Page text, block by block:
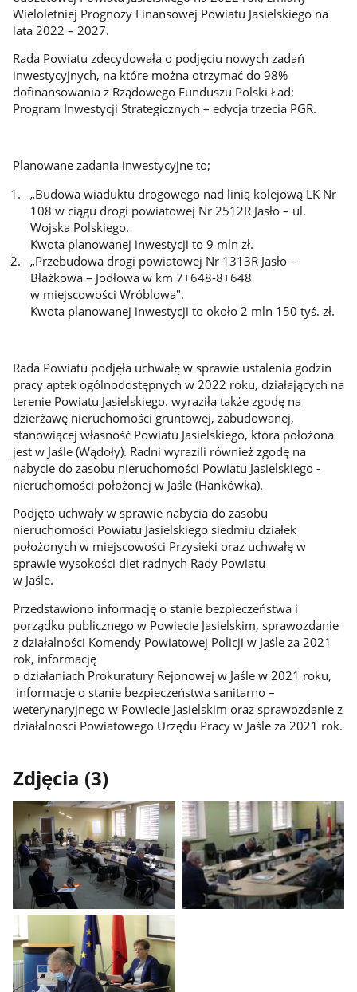
Wieloletniej Prognozy Finansowej Powiatu Jasielskiego na
lata 2022 – 2027.
Rada Powiatu zdecydowała o podjęciu nowych zadań
inwestycyjnych, na które można otrzymać do 98%
dofinansowania z Rządowego Funduszu Polski Ład:
Program Inwestycji Strategicznych – edycja trzecia PGR.
Planowane zadania inwestycyjne to;
„Budowa wiaduktu drogowego nad linią kolejową LK Nr
108 w ciągu drogi powiatowej Nr 2512R Jasło – ul.
Wojska Polskiego.
Kwota planowanej inwestycji to 9 mln zł.
„Przebudowa drogi powiatowej Nr 1313R Jasło –
Błażkowa – Jodłowa w km 7+648-8+648
w miejscowości Wróblowa".
Kwota planowanej inwestycji to około 2 mln 150 tyś. zł.
Rada Powiatu podjęła uchwałę w sprawie ustalenia godzin
pracy aptek ogólnodostępnych w 2022 roku, działających na
terenie Powiatu Jasielskiego. wyraziła także zgodę na
dzierżawę nieruchomości gruntowej, zabudowanej,
stanowiącej własność Powiatu Jasielskiego, która położona
jest w Jaśle (Wądoły). Radni wyrazili również zgodę na
nabycie do zasobu nieruchomości Powiatu Jasielskiego -
nieruchomości położonej w Jaśle (Hankówka).
Podjęto uchwały w sprawie nabycia do zasobu
nieruchomości Powiatu Jasielskiego siedmiu działek
położonych w miejscowości Przysieki oraz uchwałę w
sprawie wysokości diet radnych Rady Powiatu
w Jaśle.
Przedstawiono informację o stanie bezpieczeństwa i
porządku publicznego w Powiecie Jasielskim, sprawozdanie
z działalności Komendy Powiatowej Policji w Jaśle za 2021
rok, informację
o działaniach Prokuratury Rejonowej w Jaśle w 2021 roku,
informację o stanie bezpieczeństwa sanitarno –
weterynaryjnego w Powiecie Jasielskim oraz sprawozdanie z
działalności Powiatowego Urzędu Pracy w Jaśle za 2021 rok.
Zdjęcia (3)
Pokaż
zdjęcie
1
z
galerii.